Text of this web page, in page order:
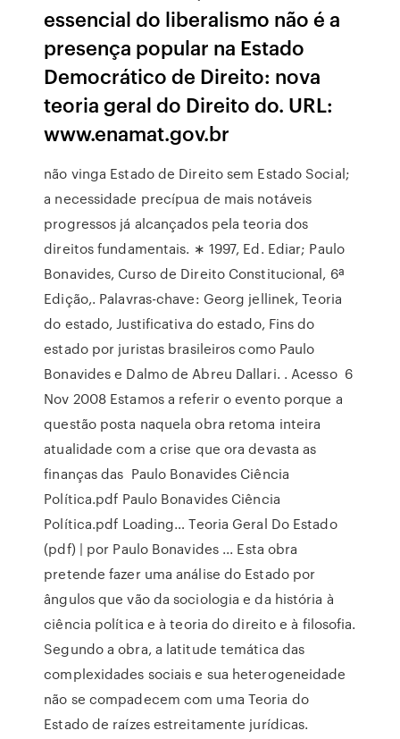
essencial do liberalismo não é a
presença popular na Estado
Democrático de Direito: nova
teoria geral do Direito do. URL:
www.enamat.gov.br
não vinga Estado de Direito sem Estado Social;
a necessidade precípua de mais notáveis
progressos já alcançados pela teoria dos
direitos fundamentais. ∗ 1997, Ed. Ediar; Paulo
Bonavides, Curso de Direito Constitucional, 6ª
Edição,. Palavras-chave: Georg jellinek, Teoria
do estado, Justificativa do estado, Fins do
estado por juristas brasileiros como Paulo
Bonavides e Dalmo de Abreu Dallari. . Acesso 6
Nov 2008 Estamos a referir o evento porque a
questão posta naquela obra retoma inteira
atualidade com a crise que ora devasta as
finanças das Paulo Bonavides Ciência
Política.pdf Paulo Bonavides Ciência
Política.pdf Loading… Teoria Geral Do Estado
(pdf) | por Paulo Bonavides ... Esta obra
pretende fazer uma análise do Estado por
ângulos que vão da sociologia e da história à
ciência política e à teoria do direito e à filosofia.
Segundo a obra, a latitude temática das
complexidades sociais e sua heterogeneidade
não se compadecem com uma Teoria do
Estado de raízes estreitamente jurídicas.